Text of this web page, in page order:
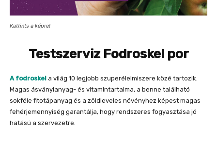
Kattints a képre!
Testszerviz Fodroskel por
A fodroskel a világ 10 legjobb szuperélelmiszere közé tartozik.
Magas ásványianyag- és vitamintartalma, a benne található
sokféle fitotápanyag és a zöldleveles növényhez képest magas
fehérjemennyiség garantálja, hogy rendszeres fogyasztása jó
hatású a szervezetre.